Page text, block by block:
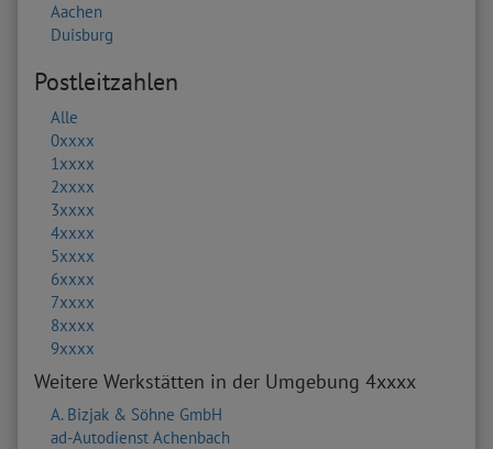
Aachen
Duisburg
Postleitzahlen
Alle
0xxxx
1xxxx
2xxxx
3xxxx
4xxxx
5xxxx
6xxxx
7xxxx
8xxxx
9xxxx
Weitere Werkstätten in der Umgebung 4xxxx
A. Bizjak & Söhne GmbH
ad-Autodienst Achenbach